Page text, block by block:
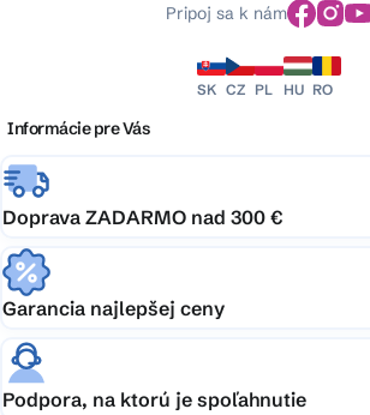
Pripoj sa k nám
SK CZ PL HU RO
Informácie pre Vás
Doprava ZADARMO nad 300 €
Garancia najlepšej ceny
Podpora, na ktorú je spoľahnutie